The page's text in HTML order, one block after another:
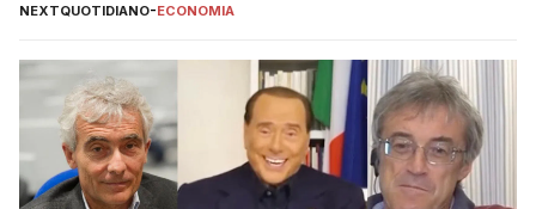
NEXTQUOTIDIANO-ECONOMIA